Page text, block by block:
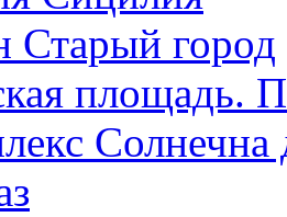
Старый город
площадь.
Солнечна